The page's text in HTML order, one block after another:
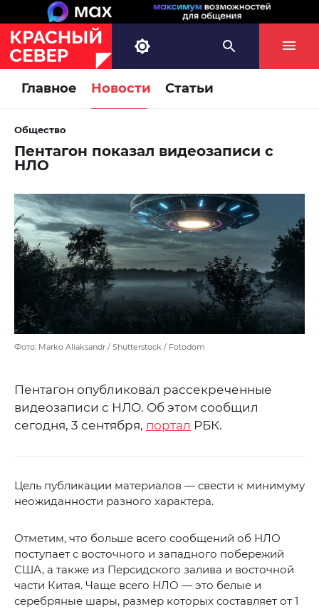
Главное Новости Статьи
Общество
Пентагон показал видеозаписи с
НЛО
Фото: Marko Aliaksandr / Shutterstock / Fotodom
Пентагон опубликовал рассекреченные
видеозаписи с НЛО. Об этом сообщил
сегодня, 3 сентября, портал РБК.
Цель публикации материалов — свести к минимуму
неожиданности разного характера.
Отметим, что больше всего сообщений об НЛО
поступает с восточного и западного побережий
США, а также из Персидского залива и восточной
части Китая. Чаще всего НЛО — это белые и
серебряные шары, размер которых составляет от 1